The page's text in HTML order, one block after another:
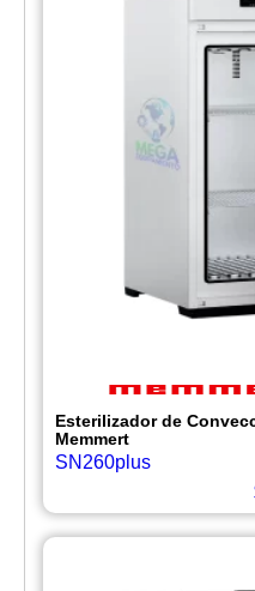
Esterilizador de
Memmert
SN260plus